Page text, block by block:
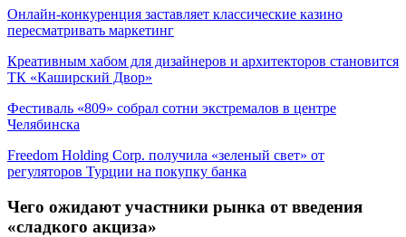
Онлайн-конкуренция заставляет классические казино
пересматривать маркетинг
Креативным хабом для дизайнеров и архитекторов становится
ТК «Каширский Двор»
Фестиваль «809» собрал сотни экстремалов в центре
Челябинска
Freedom Holding Corp. получила «зеленый свет» от
регуляторов Турции на покупку банка
Чего ожидают участники рынка от введения
«сладкого акциза»